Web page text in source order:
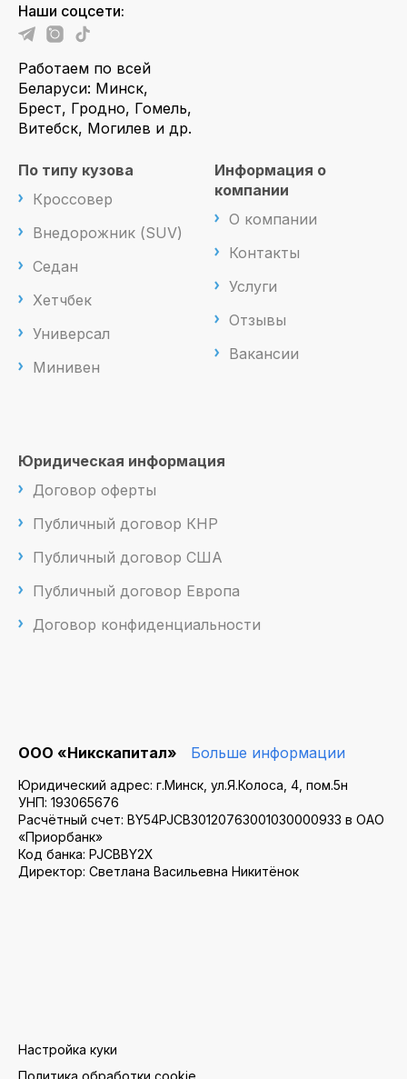
Наши соцсети:
Работаем по всей
Беларуси: Минск,
Брест, Гродно, Гомель,
Витебск, Могилев и др.
По типу кузова
Кроссовер
Внедорожник (SUV)
Седан
Хетчбек
Универсал
Минивен
Информация о
компании
О компании
Контакты
Услуги
Отзывы
Вакансии
Юридическая информация
Договор оферты
Публичный договор КНР
Публичный договор США
Публичный договор Европа
Договор конфиденциальности
ООО «Никскапитал» Больше информации
Юридический адрес: г.Минск, ул.Я.Колоса, 4, пом.5н
УНП: 193065676
Расчётный счет: BY54PJCB30120763001030000933 в ОАО
«Приорбанк»
Код банка: PJCBBY2X
Директор: Светлана Васильевна Никитёнок
Настройка куки